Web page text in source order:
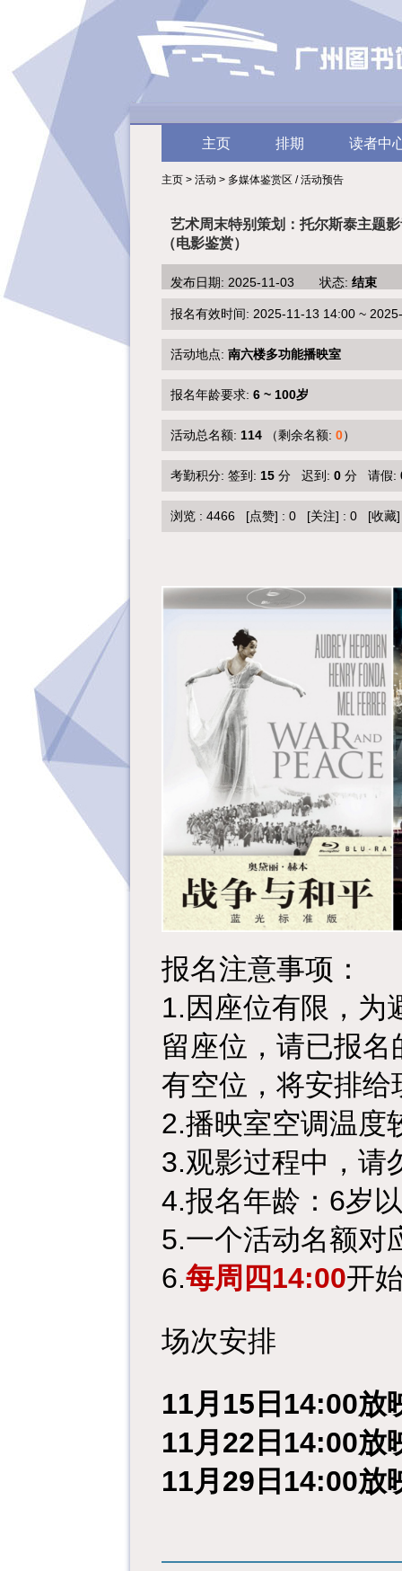
主页 排期 读者中
主页 > 活动 > 多媒体鉴赏区 / 活动预告
艺术周末特别策划：托尔斯泰主题
（电影鉴赏）
发布日期: 2025-11-03 状态: 结束
报名有效时间: 2025-11-13 14:00 ~
活动地点: 南六楼多功能播映室
报名年龄要求: 6 ~ 100岁
活动总名额: 114 （剩余名额: 0）
考勤积分: 签到: 15 分 迟到: 0 分 请假:
浏览 : 4466 [点赞] : 0 [关注] : 0 [收藏]
报名注意事项：
1.因座位有限，为
留座位，请已报
有空位，将安排给
2.播映室空调温度
3.观影过程中，请
4.报名年龄：6岁
5.一个活动名额对
6.每周四14:00开
场次安排
11月15日14:00放
11月22日14:00放
11月29日14:00放